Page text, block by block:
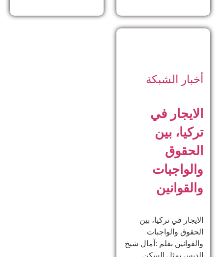
أخبار الشبكة
الايجار في
تركيا، بين
الحقوق
والواجبات
والقوانين
الايجار في تركيا، بين
الحقوق والواجبات
والقوانين بقلم :آمال شيخ
الدبس يمثل السكن